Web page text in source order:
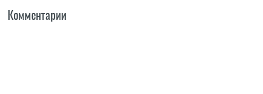
Комментарии